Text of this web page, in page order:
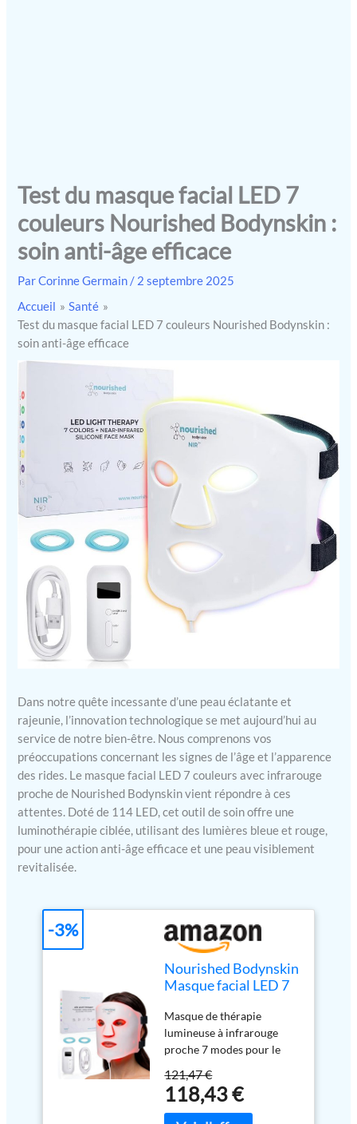
Test du masque facial LED 7
couleurs Nourished Bodynskin :
soin anti-âge efficace
ParCorinne Germain / 2 septembre 2025
Accueil
Santé
Test du masque facial LED 7 couleurs Nourished Bodynskin :
soin anti-âge efficace
Dans notre quête incessante d’une peau éclatante et
rajeunie, l’innovation technologique se met aujourd’hui au
service de notre bien-être. Nous comprenons vos
préoccupations concernant les signes de l’âge et l’apparence
des rides. Le masque facial LED 7 couleurs avec infrarouge
proche de Nourished Bodynskin vient répondre à ces
attentes. Doté de 114 LED, cet outil de soin offre une
luminothérapie ciblée, utilisant des lumières bleue et rouge,
pour une action anti-âge efficace et une peau visiblement
revitalisée.
Nourished Bodynskin
Masque facial LED 7
infrarouge proche -
Luminothérapie
bleue, rouge pour le
visage - 456 LED -
Outil de soin pour les
rides, anti-âge
Masque de thérapie
lumineuse à infrarouge
proche 7 modes pour le
couleurs telles que les
lumières rouge et bleue,
chacune ajoutée avec NIR
121,47 €
118,43 €
-3%